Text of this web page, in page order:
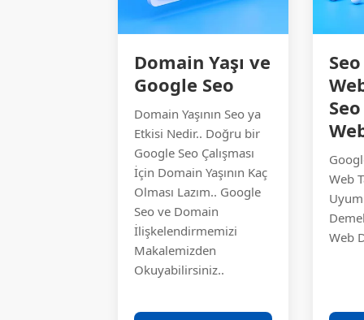
Domain Yaşı ve
Google Seo
Domain Yaşının Seo ya
Etkisi Nedir.. Doğru bir
Google Seo Çalışması
İçin Domain Yaşının Kaç
Olması Lazım.. Google
Seo ve Domain
İlişkelendirmemizi
Makalemizden
Okuyabilirsiniz..
Web
Web